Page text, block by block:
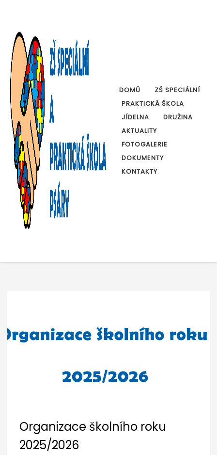
DOMŮ
ZŠ SPECIÁLNÍ
PRAKTICKÁ ŠKOLA
JÍDELNA
DRUŽINA
AKTUALITY
FOTOGALERIE
DOKUMENTY
KONTAKTY
Organizace školního roku
2025/2026